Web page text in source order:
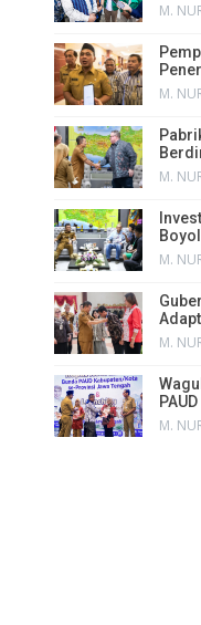
M.
M.
M.
M.
M.
M.